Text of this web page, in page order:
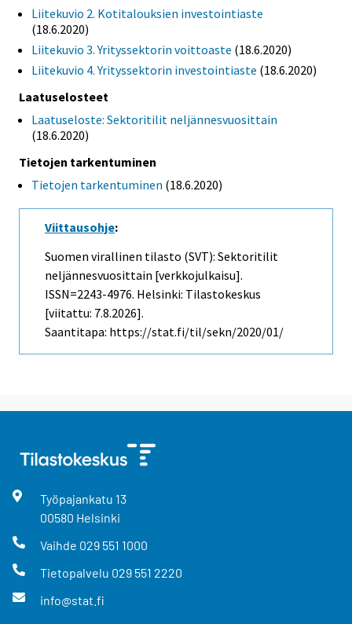
Liitekuvio 2. Kotitalouksien investointiaste
(18.6.2020)
Liitekuvio 3. Yrityssektorin voittoaste (18.6.2020)
Liitekuvio 4. Yrityssektorin investointiaste (18.6.2020)
Laatuselosteet
Laatuseloste: Sektoritilit neljännesvuosittain
(18.6.2020)
Tietojen tarkentuminen
Tietojen tarkentuminen (18.6.2020)
Viittausohje:
Suomen virallinen tilasto (SVT): Sektoritilit
neljännesvuosittain [verkkojulkaisu].
ISSN=2243-4976. Helsinki: Tilastokeskus
[viitattu: 7.8.2026].
Saantitapa: https://stat.fi/til/sekn/2020/01/
Työpajankatu 13
00580 Helsinki
Vaihde 029 551 1000
Tietopalvelu 029 551 2220
info@stat.fi